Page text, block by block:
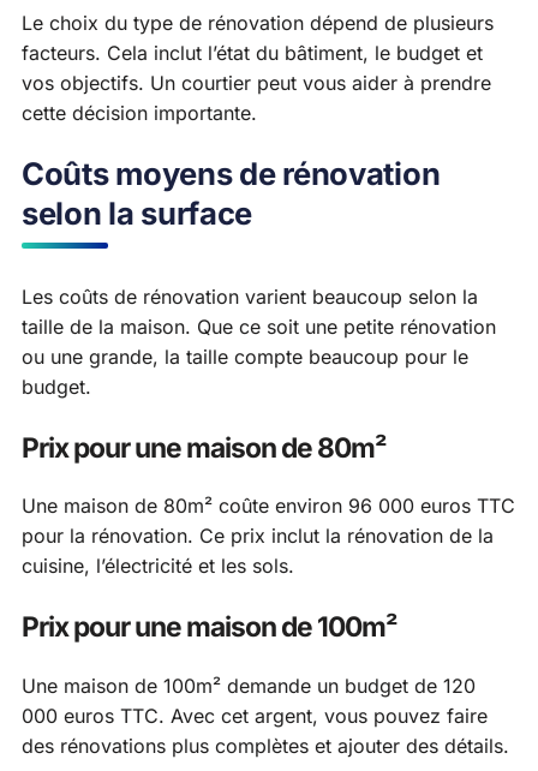
Le choix du type de rénovation dépend de plusieurs
facteurs. Cela inclut l’état du bâtiment, le budget et
vos objectifs. Un courtier peut vous aider à prendre
cette décision importante.
Coûts moyens de rénovation
selon la surface
Les coûts de rénovation varient beaucoup selon la
taille de la maison. Que ce soit une petite rénovation
ou une grande, la taille compte beaucoup pour le
budget.
Prix pour une maison de 80m²
Une maison de 80m² coûte environ 96 000 euros TTC
pour la rénovation. Ce prix inclut la rénovation de la
cuisine, l’électricité et les sols.
Prix pour une maison de 100m²
Une maison de 100m² demande un budget de 120
000 euros TTC. Avec cet argent, vous pouvez faire
des rénovations plus complètes et ajouter des détails.